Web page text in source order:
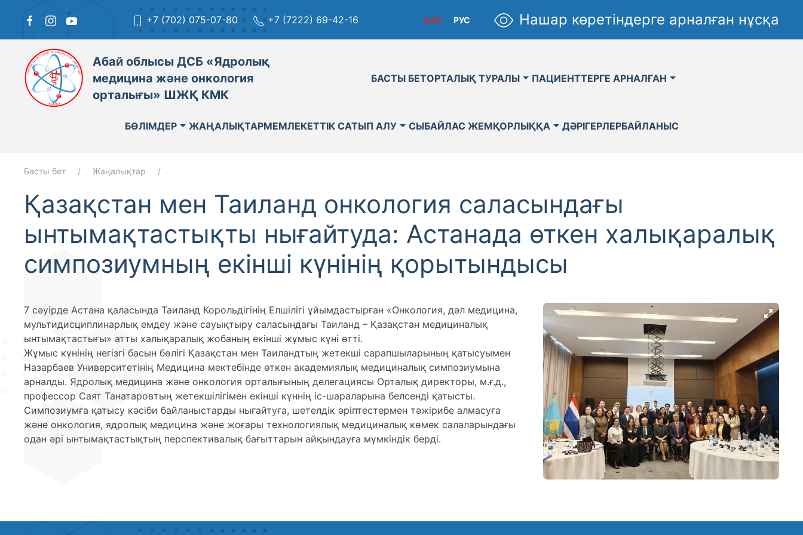
+7 (702) 075-07-80 +7 (7222) 69-42-16 РУС
ҚАЗ Нашар көретіндерге арналған нұсқа
Абай облысы ДСБ «Ядролық
медицина және онкология
орталығы» ШЖҚ КМК
БАСТЫ БЕТОРТАЛЫҚ ТУРАЛЫ ПАЦИЕНТТЕРГЕ АРНАЛҒАН
БӨЛІМДЕР ЖАҢАЛЫҚТАРМЕМЛЕКЕТТІК САТЫП АЛУ СЫБАЙЛАС ЖЕМҚОРЛЫҚҚА ДӘРІГЕРЛЕРБАЙЛАНЫС
Басты бет Жаңалықтар
Қазақстан мен Таиланд онкология саласындағы
ынтымақтастықты нығайтуда: Астанада өткен халықаралық
симпозиумның екінші күнінің қорытындысы
7 сәуірде Астана қаласында Таиланд Корольдігінің Елшілігі ұйымдастырған «Онкология, дәл медицина,
мультидисциплинарлық емдеу және сауықтыру саласындағы Таиланд – Қазақстан медициналық
ынтымақтастығы» атты халықаралық жобаның екінші жұмыс күні өтті.
Жұмыс күнінің негізгі басын бөлігі Қазақстан мен Таиландтың жетекші сарапшыларының қатысуымен
Назарбаев Университетінің Медицина мектебінде өткен академиялық медициналық симпозиумына
арналды. Ядролық медицина және онкология орталығының делегациясы Орталық директоры, м.ғ.д.,
профессор Саят Танатаровтың жетекшілігімен екінші күннің іс-шараларына белсенді қатысты.
Симпозиумға қатысу кәсіби байланыстарды нығайтуға, шетелдік әріптестермен тәжірибе алмасуға
және онкология, ядролық медицина және жоғары технологиялық медициналық көмек салаларындағы
одан әрі ынтымақтастықтың перспективалық бағыттарын айқындауға мүмкіндік берді.